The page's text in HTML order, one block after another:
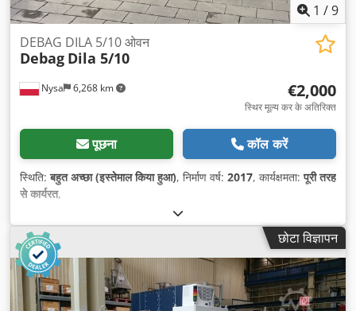
1 /9
Nysa 6,268 km
DEBAG DILA 5/10 ओवन
Debag Dila 5/10
€2,000
स्थिर मूल्य कर के अतिरिक्त
पूछना कॉल करें
स्थिति:बहुत अच्छा (इस्तेमाल किया हुआ), निर्माण वर्ष: 2017, कार्यक्षमता:पूरी तरह
से कार्यरत,
छोटा विज्ञापन